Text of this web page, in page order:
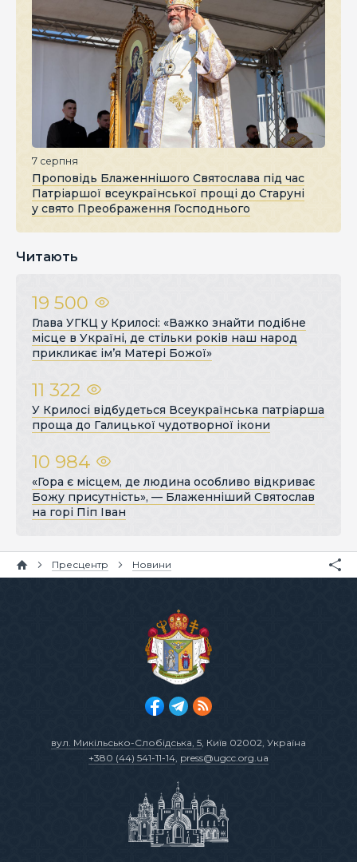
7 серпня
Проповідь Блаженнішого Святослава під час
Патріаршої всеукраїнської прощі до Старуні
у свято Преображення Господнього
Читають
19 500
Глава УГКЦ у Крилосі: «Важко знайти подібне
місце в Україні, де стільки років наш народ
прикликає ім’я Матері Божої»
11 322
У Крилосі відбудеться Всеукраїнська патріарша
проща до Галицької чудотворної ікони
10 984
«Гора є місцем, де людина особливо відкриває
Божу присутність», — Блаженніший Святослав
на горі Піп Іван
Пресцентр Новини
вул. Микільсько-Слобідська, 5, Київ 02002, Україна
+380 (44) 541-11-14, press@ugcc.org.ua